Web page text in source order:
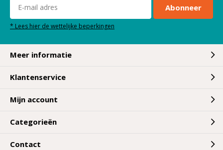
Abonneer
* Lees hier de wettelijke beperkingen
Meer informatie
Klantenservice
Mijn account
Categorieën
Contact